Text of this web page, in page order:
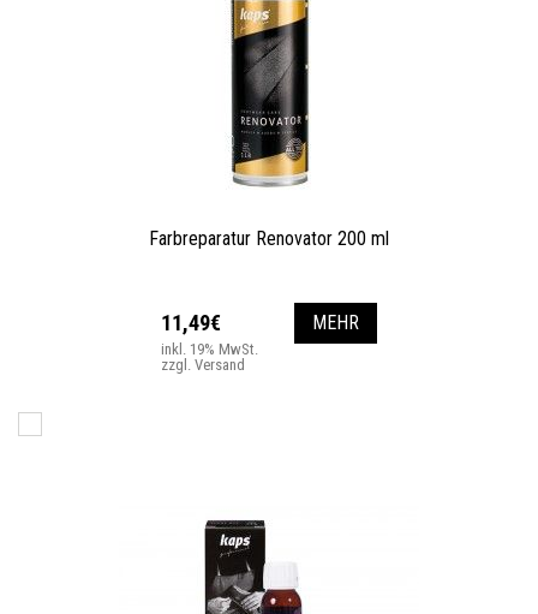
Farbreparatur Renovator 200 ml
11,49€
inkl. 19% MwSt.
zzgl. Versand
MEHR